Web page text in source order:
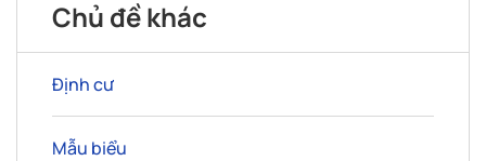
Chủ đề khác
Định cư
Mẫu biểu